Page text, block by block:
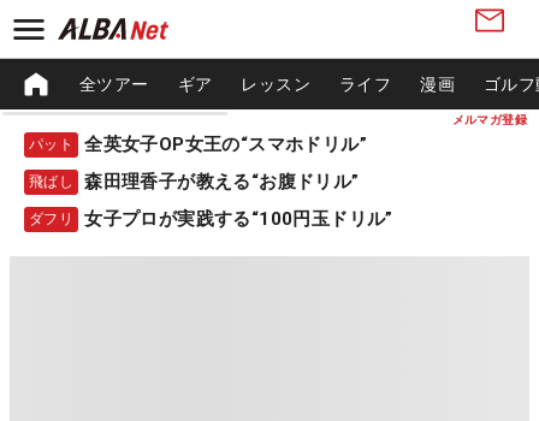
メルマガ登録
全ツアー ギア レッスン ライフ 漫画 ゴル
パット 全英女子OP女王の“スマホドリル”
飛ばし 森田理香子が教える“お腹ドリル”
ダフリ 女子プロが実践する“100円玉ドリル”